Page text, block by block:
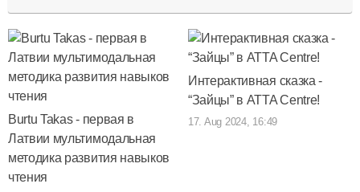
Burtu Takas - первая в
Латвии мультимодальная
методика развития навыков
чтения
Интерактивная сказка -
“Зайцы” в ATTA Centre!
17. Aug 2024, 16:49